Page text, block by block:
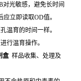
光敏感，避免长时间
立即读取OD值。
温育的时间一样。
行温育操作。
盒 样品收集、处理及